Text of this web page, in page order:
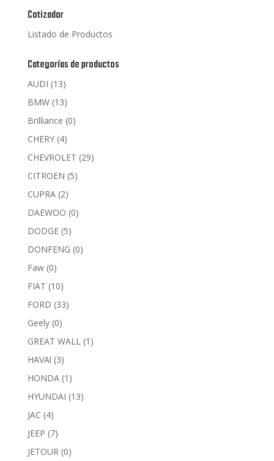
Cotizador
Listado de Productos
Categorías de productos
AUDI (13)
BMW (13)
Brilliance (0)
CHERY (4)
CHEVROLET (29)
CITROEN (5)
CUPRA (2)
DAEWOO (0)
DODGE (5)
DONFENG (0)
Faw (0)
FIAT (10)
FORD (33)
Geely (0)
GREAT WALL (1)
HAVAl (3)
HONDA (1)
HYUNDAI (13)
JAC (4)
JEEP (7)
JETOUR (0)